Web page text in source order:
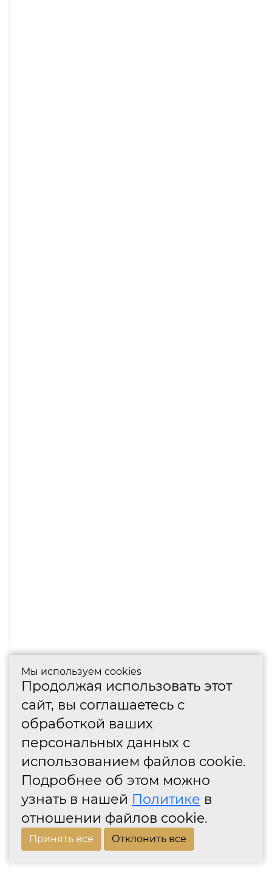
Мы используем cookies
Продолжая использовать этот
сайт, вы соглашаетесь с
обработкой ваших
персональных данных с
использованием файлов cookie.
Подробнее об этом можно
узнать в нашей Политике в
отношении файлов cookie.
Принять все Отклонить все